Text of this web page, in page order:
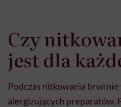
Czy
jest dla
Podczas nitkowania brwi
alergizujących preparatów.